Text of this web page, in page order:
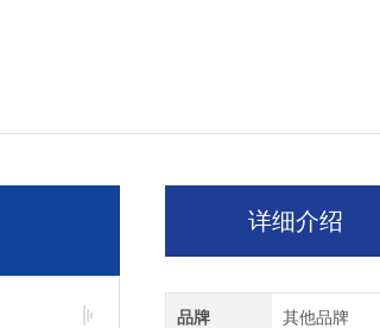
详细介绍
品牌 其他品牌